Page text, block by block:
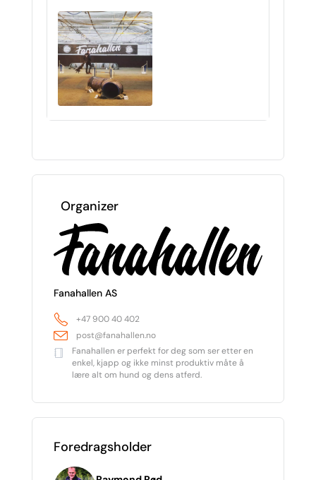
Organizer
Fanahallen AS
+47 900 40 402
post@fanahallen.no
Fanahallen er perfekt for deg som ser etter en
enkel, kjapp og ikke minst produktiv måte å
lære alt om hund og dens atferd.
Foredragsholder